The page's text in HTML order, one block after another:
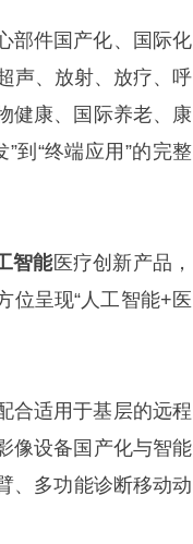
部件国产化、国际化
声、放射、放疗、呼
健康、国际养老、康
到“终端应用”的完整
智能医疗创新产品，
位呈现“人工智能+医
合适用于基层的远程
像设备国产化与智能
、多功能诊断移动动